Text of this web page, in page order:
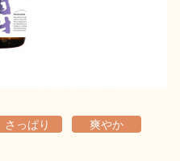
地酒解体新書
さっぱり 爽やか